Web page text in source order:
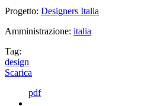
Progetto: Designers Italia
Amministrazione: italia
Tag:
design
Scarica
pdf